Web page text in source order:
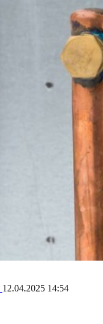
12.04.2025 14:54